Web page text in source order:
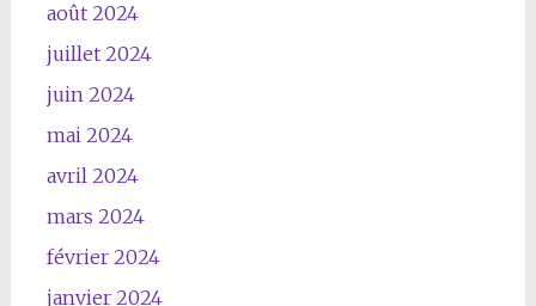
août 2024
juillet 2024
juin 2024
mai 2024
avril 2024
mars 2024
février 2024
janvier 2024